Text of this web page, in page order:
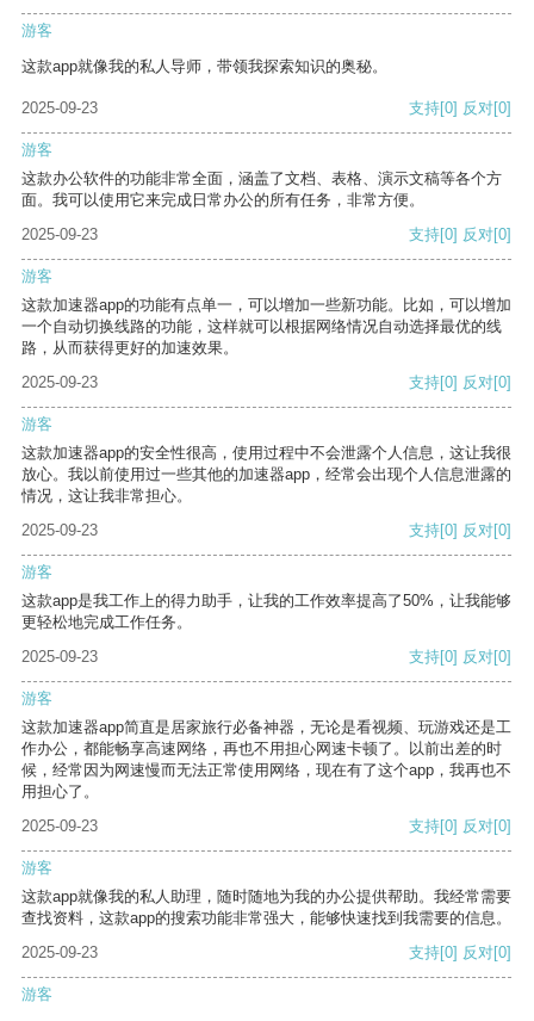
游客
这款app就像我的私人导师，带领我探索知识的奥秘。
2025-09-23 支持[0] 反对[0]
游客
这款办公软件的功能非常全面，涵盖了文档、表格、演示文稿等各个方
面。我可以使用它来完成日常办公的所有任务，非常方便。
2025-09-23
支持[0] 反对[0]
游客
这款加速器app的功能有点单一，可以增加一些新功能。比如，可以增加
一个自动切换线路的功能，这样就可以根据网络情况自动选择最优的线
路，从而获得更好的加速效果。
2025-09-23
支持[0] 反对[0]
游客
这款加速器app的安全性很高，使用过程中不会泄露个人信息，这让我很
放心。我以前使用过一些其他的加速器app，经常会出现个人信息泄露的
情况，这让我非常担心。
2025-09-23
支持[0] 反对[0]
游客
这款app是我工作上的得力助手，让我的工作效率提高了50%，让我能够
更轻松地完成工作任务。
2025-09-23
支持[0] 反对[0]
游客
这款加速器app简直是居家旅行必备神器，无论是看视频、玩游戏还是工
作办公，都能畅享高速网络，再也不用担心网速卡顿了。以前出差的时
候，经常因为网速慢而无法正常使用网络，现在有了这个app，我再也不
用担心了。
2025-09-23
支持[0] 反对[0]
游客
这款app就像我的私人助理，随时随地为我的办公提供帮助。我经常需要
查找资料，这款app的搜索功能非常强大，能够快速找到我需要的信息。
2025-09-23
支持[0] 反对[0]
游客